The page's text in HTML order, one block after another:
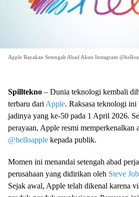
Apple Rayakan Setengah Abad Akun Instagram
Spilltekno – Dunia teknologi kembali
terbaru dari Apple. Raksasa teknologi ini
jadinya yang ke-50 pada 1 April 2026.
perayaan, Apple resmi memperkenalkan
@helloapple kepada publik.
Momen ini menandai setengah abad
perusahaan yang didirikan oleh Steve
Sejak awal, Apple telah dikenal karena